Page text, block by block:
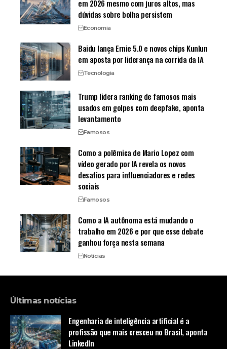
em 2026 mesmo com juros altos, mas
dúvidas sobre bolha persistem
Economia
Baidu lança Ernie 5.0 e novos chips Kunlun
em aposta por liderança na corrida da IA
Tecnologia
Trump lidera ranking de famosos mais
usados em golpes com deepfake, aponta
levantamento
Famosos
Como a polêmica de Mario Lopez com
vídeo gerado por IA revela os novos
desafios para influenciadores e redes
sociais
Famosos
Como a IA autônoma está mudando o
trabalho em 2026 e por que esse debate
ganhou força nesta semana
Notícias
Últimas notícias
Engenharia de inteligência artificial é a
profissão que mais cresceu no Brasil, aponta
LinkedIn